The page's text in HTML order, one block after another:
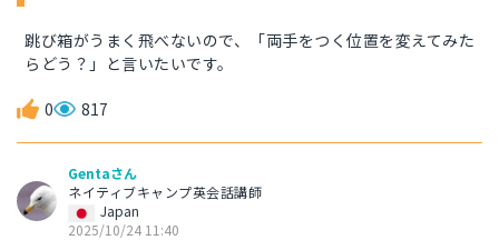
跳び箱がうまく飛べないので、「両手をつく位置を変えてみた
らどう？」と言いたいです。
0 817
Gentaさん
ネイティブキャンプ英会話講師
Japan
2025/10/24 11:40